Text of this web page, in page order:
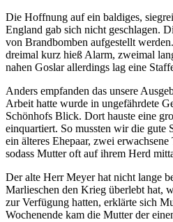
Die Hoffnung auf ein baldiges,
England gab sich nicht geschlagen.
von Brandbomben aufgestellt
dreimal kurz hieß Alarm, zweimal
nahen Goslar allerdings lag eine
Anders empfanden das unsere
Arbeit hatte wurde in ungefährdete
Schönhofs Blick. Dort hauste eine
einquartiert. So mussten wir die gute
ein älteres Ehepaar, zwei
sodass Mutter oft auf ihrem Herd
Der alte Herr Meyer hat nicht lange
Marlieschen den Krieg überlebt hat,
zur Verfügung hatten, erklärte sich
Wochenende kam die Mutter der